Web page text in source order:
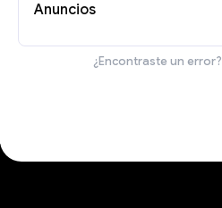
Anuncios
¿Encontraste un error?